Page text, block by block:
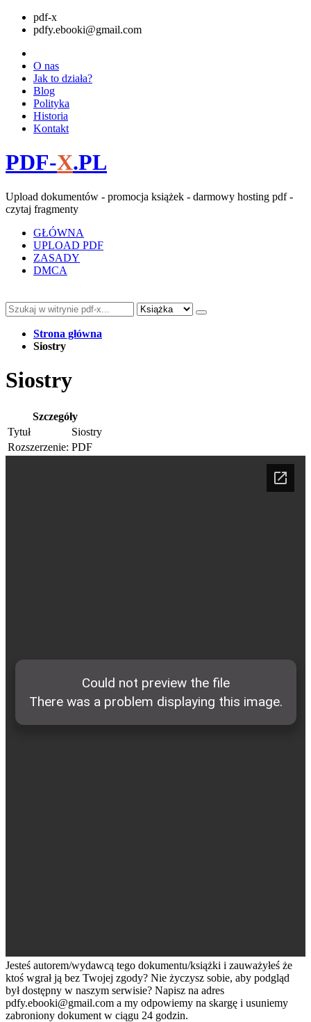
pdf-x
pdfy.ebooki@gmail.com
O nas
Jak to działa?
Blog
Polityka
Historia
Kontakt
PDF-X.PL
Upload dokumentów - promocja książek - darmowy hosting pdf -
czytaj fragmenty
GŁÓWNA
UPLOAD PDF
ZASADY
DMCA
Strona główna
Siostry
Siostry
Szczegóły
Tytuł
Siostry
Rozszerzenie: PDF
Jesteś autorem/wydawcą tego dokumentu/książki i zauważyłeś że
ktoś wgrał ją bez Twojej zgody? Nie życzysz sobie, aby podgląd
był dostępny w naszym serwisie? Napisz na adres
pdfy.ebooki@gmail.com a my odpowiemy na skargę i usuniemy
zabroniony dokument w ciągu 24 godzin.